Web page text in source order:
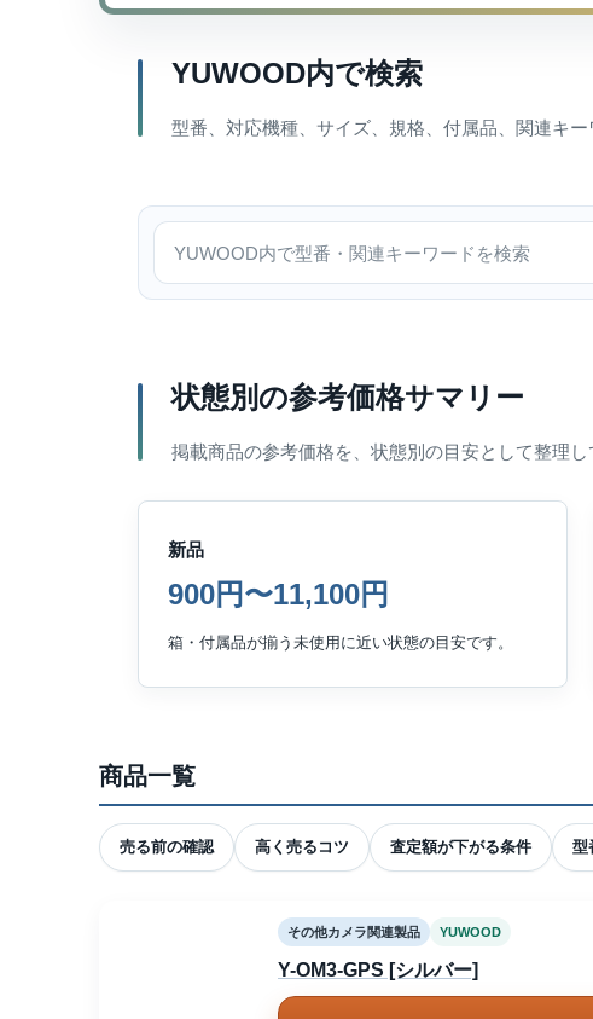
YUWOOD内で検索
型番、対応機種、サイズ、規格、付属品、関連キー
YUWOOD内で検索
状態別の参考価格サマリー
掲載商品の参考価格を、状態別の目安として整理し
新品
900円〜11,100円
箱・付属品が揃う未使用に近い状態の目安です。
商品一覧
売る前の確認 高く売るコツ 査定額が下がる条件 型
その他カメラ関連製品 YUWOOD
Y-OM3-GPS [シルバー]